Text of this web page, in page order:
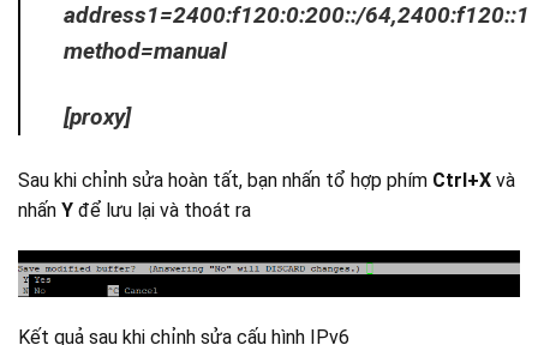
address1=2400:f120:0:200::/64,2400:f120::1
method=manual
[proxy]
Sau khi chỉnh sửa hoàn tất, bạn nhấn tổ hợp phím Ctrl+X và
nhấn Y để lưu lại và thoát ra
Kết quả sau khi chỉnh sửa cấu hình IPv6